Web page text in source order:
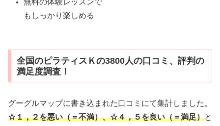
無料の体験レッスンで
もしっかり楽しめる
全国のピラティスＫの3800人の口コミ、評判の
満足度調査！
グーグルマップに書き込まれた口コミにて集計しました。
☆１，２を悪い（＝不満）、☆４，５を良い（＝満足）と